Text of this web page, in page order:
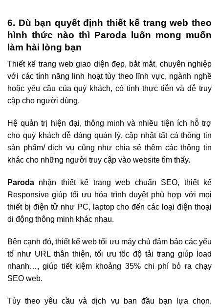
6. Dù bạn quyết định thiết kế trang web theo
hình thức nào thì Paroda luôn mong muốn
làm hài lòng bạn
Thiết kế trang web giao diện đẹp, bắt mắt, chuyên nghiệp
với các tính năng linh hoạt tùy theo lĩnh vực, ngành nghề
hoặc yêu cầu của quý khách, có tính thực tiễn và dễ truy
cập cho người dùng.
Hệ quản trị hiện đại, thông minh và nhiều tiện ích hỗ trợ
cho quý khách dễ dàng quản lý, cập nhật tất cả thông tin
sản phẩm/ dịch vụ cũng như chia sẻ thêm các thông tin
khác cho những người truy cập vào website tìm thấy.
Paroda nhận thiết kế trang web chuẩn SEO, thiết kế
Responsive giúp tối ưu hóa trình duyệt phù hợp với mọi
thiết bị điện tử như PC, laptop cho đến các loại điện thoại
di động thông minh khác nhau.
Bên cạnh đó, thiết kế web tối ưu máy chủ đảm bảo các yếu
tố như URL thân thiện, tối ưu tốc độ tải trang giúp load
nhanh…, giúp tiết kiệm khoảng 35% chi phí bỏ ra chạy
SEO web.
Tùy theo yêu cầu và dịch vụ ban đầu bạn lựa chọn,